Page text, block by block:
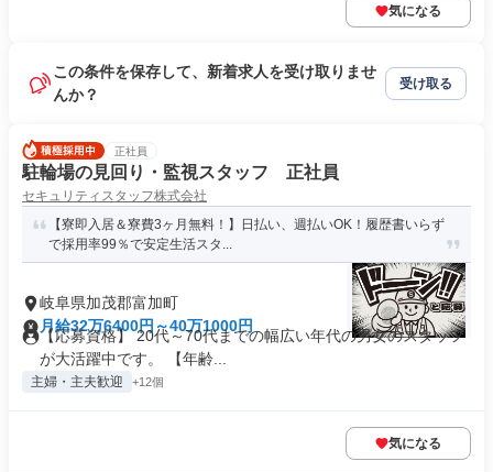
気になる
この条件を保存して、新着求人を受け取りませ
んか？
受け取る
正社員
駐輪場の見回り・監視スタッフ 正社員
セキュリティスタッフ株式会社
【寮即入居＆寮費3ヶ月無料！】日払い、週払いOK！履歴書いらず
で採用率99％で安定生活スタ...
岐阜県加茂郡富加町
月給32万6400円～40万1000円
【応募資格】 20代～70代までの幅広い年代の男女のスタッフ
が大活躍中です。 【年齢...
主婦・主夫歓迎 +12個
気になる